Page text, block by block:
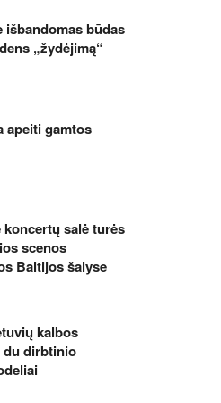
išbandomas būdas
„žydėjimą“
apeiti gamtos
koncertų salė turės
scenos
Baltijos šalyse
kalbos
du dirbtinio